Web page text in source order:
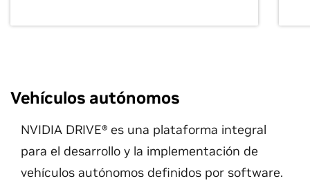
Vehículos autónomos
NVIDIA DRIVE® es una plataforma integral
para el desarrollo y la implementación de
vehículos autónomos definidos por software.